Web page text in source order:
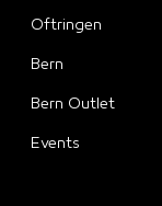
Oftringen
Bern
Bern Outlet
Events